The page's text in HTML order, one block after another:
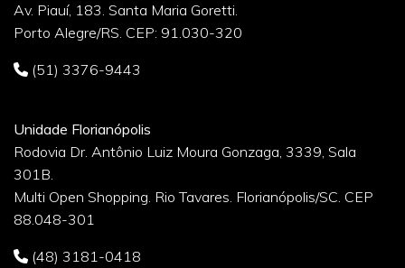
Av. Piauí, 183. Santa Maria Goretti.
Porto Alegre/RS. CEP: 91.030-320
(51) 3376-9443
Unidade Florianópolis
Rodovia Dr. Antônio Luiz Moura Gonzaga, 3339, Sala
301B.
Multi Open Shopping. Rio Tavares. Florianópolis/SC. CEP
88.048-301
(48) 3181-0418